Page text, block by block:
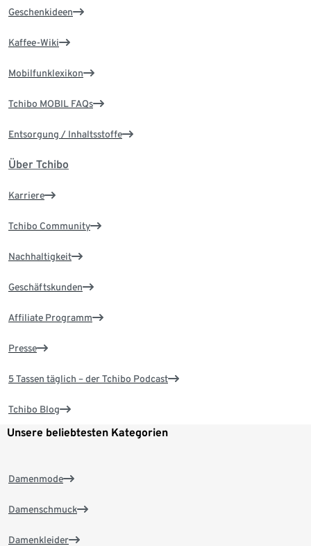
Geschenkideen
Kaffee-Wiki
Mobilfunklexikon
Tchibo MOBIL FAQs
Entsorgung / Inhaltsstoffe
Über Tchibo
Karriere
Tchibo Community
Nachhaltigkeit
Geschäftskunden
Affiliate Programm
Presse
5 Tassen täglich – der Tchibo Podcast
Tchibo Blog
Unsere beliebtesten Kategorien
Damenmode
Damenschmuck
Damenkleider